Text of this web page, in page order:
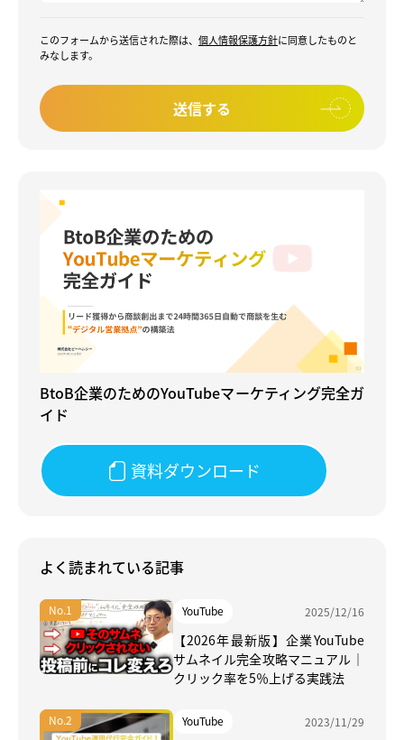
このフォームから送信された際は、 個人情報保護方針に同意したものと
みなします。
BtoB企業のためのYouTubeマーケティング完全ガ
イド
資料ダウンロード
よく読まれている記事
YouTube 2025/12/16
【2026年最新版】企業YouTube
サムネイル完全攻略マニュアル｜
クリック率を5％上げる実践法
YouTube 2023/11/29